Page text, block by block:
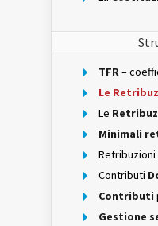
TFR–
Le
Le
Minimali
Retribuzioni
Contributi
Contributi
Gestione